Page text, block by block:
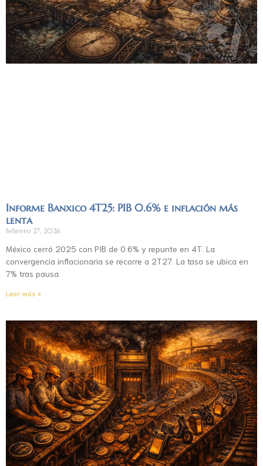
Informe Banxico 4T25: PIB 0.6% e inflación más
lenta
febrero 27, 2026
México cerró 2025 con PIB de 0.6% y repunte en 4T. La
convergencia inflacionaria se recorre a 2T27. La tasa se ubica en
7% tras pausa.
Leer más »